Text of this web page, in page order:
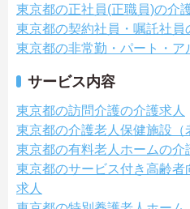
東京都の正社員(正職員)の介
東京都の契約社員・嘱託社員
東京都の非常勤・パート・ア
サービス内容
東京都の訪問介護の介護求人
東京都の介護老人保健施設（
東京都の有料老人ホームの介
東京都のサービス付き高齢
求人